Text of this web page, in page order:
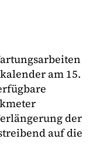
am 15.
der
auf die